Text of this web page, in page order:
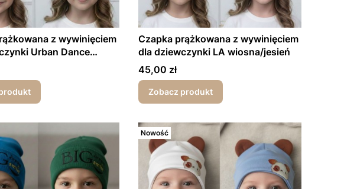
z wywinięciem
Urban Dance
Czapka prążkowana z wywinięciem
dla dziewczynki LA wiosna/jesień
Cena
45,00 zł
Zobacz produkt
Nowość